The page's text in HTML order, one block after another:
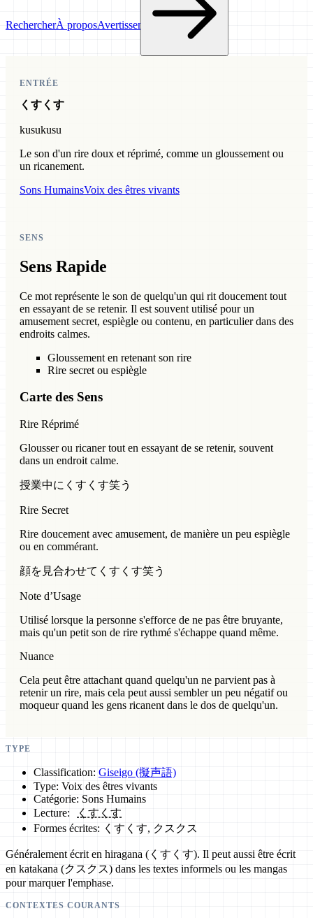
RechercherÀ proposAvertissement
ENTRÉE
くすくす
kusukusu
Le son d'un rire doux et réprimé, comme un gloussement ou
un ricanement.
Sons HumainsVoix des êtres vivants
SENS
Sens Rapide
Ce mot représente le son de quelqu'un qui rit doucement tout
en essayant de se retenir. Il est souvent utilisé pour un
amusement secret, espiègle ou contenu, en particulier dans des
endroits calmes.
Gloussement en retenant son rire
Rire secret ou espiègle
Carte des Sens
Rire Réprimé
Glousser ou ricaner tout en essayant de se retenir, souvent
dans un endroit calme.
授業中にくすくす笑う
Rire Secret
Rire doucement avec amusement, de manière un peu espiègle
ou en commérant.
顔を見合わせてくすくす笑う
Note d’Usage
Utilisé lorsque la personne s'efforce de ne pas être bruyante,
mais qu'un petit son de rire rythmé s'échappe quand même.
Nuance
Cela peut être attachant quand quelqu'un ne parvient pas à
retenir un rire, mais cela peut aussi sembler un peu négatif ou
moqueur quand les gens ricanent dans le dos de quelqu'un.
TYPE
Classification: Giseigo (擬声語)
Type: Voix des êtres vivants
Catégorie: Sons Humains
Lecture:
くすくす
Formes écrites: くすくす, クスクス
Généralement écrit en hiragana (くすくす). Il peut aussi être écrit
en katakana (クスクス) dans les textes informels ou les mangas
pour marquer l'emphase.
CONTEXTES COURANTS